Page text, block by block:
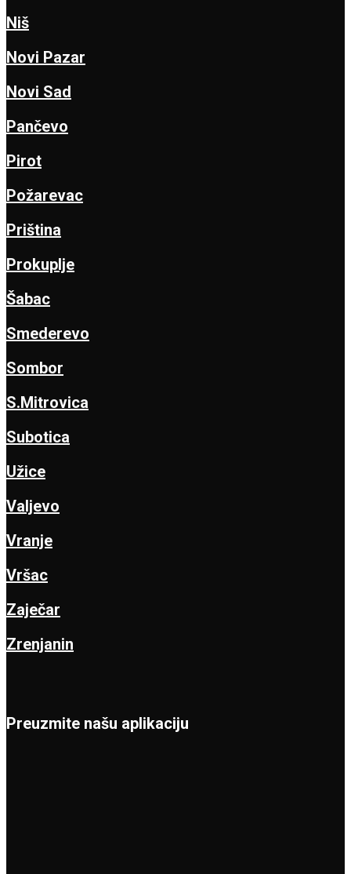
Niš
Novi Pazar
Novi Sad
Pančevo
Pirot
Požarevac
Priština
Prokuplje
Šabac
Smederevo
Sombor
S.Mitrovica
Subotica
Užice
Valjevo
Vranje
Vršac
Zaječar
Zrenjanin
Preuzmite našu aplikaciju